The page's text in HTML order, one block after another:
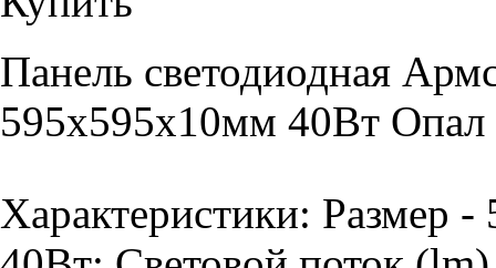
Панель светодиодная
595х595х10мм 40Вт
Характеристики: Размер